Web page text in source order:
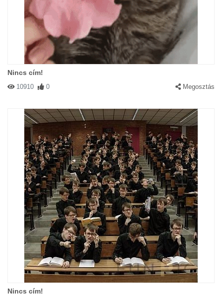
Nincs cím!
10910 0 Megosztás
Nincs cím!